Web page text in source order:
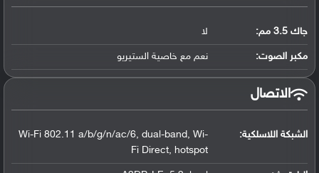
جاك 3.5 مم: لا
مكبر الصوت: نعم مع خاصية الستيريو
الاتصال
الشبكة اللاسلكية:
Wi-Fi 802.11 a/b/g/n/ac/6, dual-band, Wi-
Fi Direct, hotspot